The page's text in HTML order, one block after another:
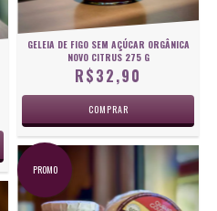
GELEIA DE FIGO SEM AÇÚCAR ORGÂNICA
NOVO CITRUS 275 G
R$32,90
PROMO